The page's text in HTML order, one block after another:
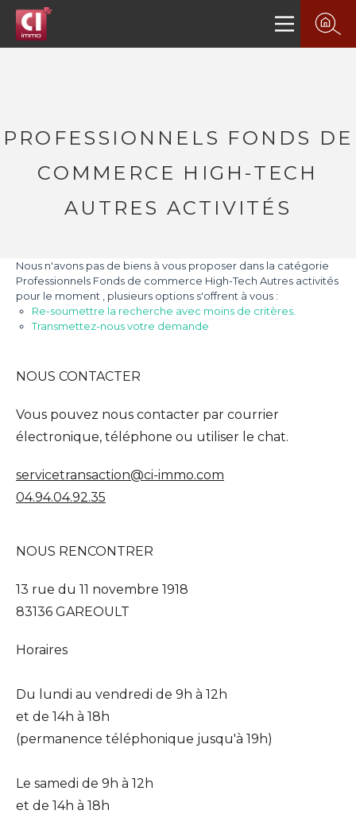
PROFESSIONNELS FONDS DE
COMMERCE HIGH-TECH
AUTRES ACTIVITÉS
Nous n'avons pas de biens à vous proposer dans la catégorie
Professionnels Fonds de commerce High-Tech Autres activités
pour le moment , plusieurs options s'offrent à vous :
Re-soumettre la recherche avec moins de critères.
Transmettez-nous votre demande
NOUS CONTACTER
Vous pouvez nous contacter par courrier
électronique, téléphone ou utiliser le chat.
servicetransaction@ci-immo.com
04.94.04.92.35
NOUS RENCONTRER
13 rue du 11 novembre 1918
83136 GAREOULT
Horaires
Du lundi au vendredi de 9h à 12h
et de 14h à 18h
(permanence téléphonique jusqu'à 19h)
Le samedi de 9h à 12h
et de 14h à 18h